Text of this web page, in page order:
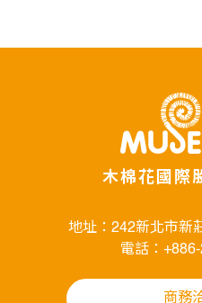
木棉花國際
地址：242新北市新
電話：
商務